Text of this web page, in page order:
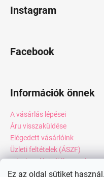
Ez az oldal sütiket
Instagram
Facebook
Információk önnek
A vásárlás lépései
Áru visszaküldése
Elégedett vásárlóink
Üzleti feltételek (ÁSZF)
Adatkezelési tájékoztató
Webáruház értékelése